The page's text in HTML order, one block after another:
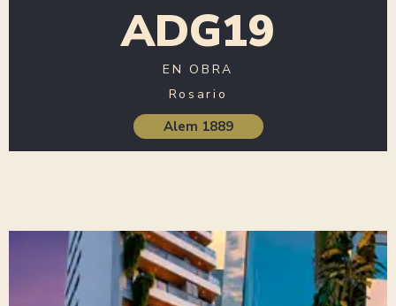
ADG19
EN OBRA
Rosario
Alem 1889